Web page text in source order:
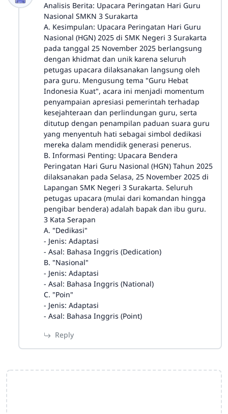
Analisis Berita: Upacara Peringatan Hari Guru
Nasional SMKN 3 Surakarta
A. Kesimpulan: Upacara Peringatan Hari Guru
Nasional (HGN) 2025 di SMK Negeri 3 Surakarta
pada tanggal 25 November 2025 berlangsung
dengan khidmat dan unik karena seluruh
petugas upacara dilaksanakan langsung oleh
para guru. Mengusung tema "Guru Hebat
Indonesia Kuat", acara ini menjadi momentum
penyampaian apresiasi pemerintah terhadap
kesejahteraan dan perlindungan guru, serta
ditutup dengan penampilan paduan suara guru
yang menyentuh hati sebagai simbol dedikasi
mereka dalam mendidik generasi penerus.
B. Informasi Penting: Upacara Bendera
Peringatan Hari Guru Nasional (HGN) Tahun 2025
dilaksanakan pada Selasa, 25 November 2025 di
Lapangan SMK Negeri 3 Surakarta. Seluruh
petugas upacara (mulai dari komandan hingga
pengibar bendera) adalah bapak dan ibu guru.
3 Kata Serapan
A. "Dedikasi"
- Jenis: Adaptasi
- Asal: Bahasa Inggris (Dedication)
B. "Nasional"
- Jenis: Adaptasi
- Asal: Bahasa Inggris (National)
C. "Poin"
- Jenis: Adaptasi
- Asal: Bahasa Inggris (Point)
Reply